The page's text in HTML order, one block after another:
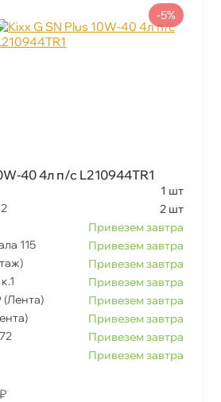
40 4л п/с L210944TR1
1 шт
2 шт
Привезем завтра
115
Привезем завтра
Привезем завтра
Привезем завтра
(Лента)
Привезем завтра
Привезем завтра
Привезем завтра
Привезем завтра
-5%